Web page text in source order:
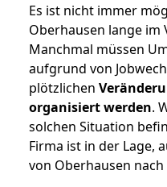
Es ist nicht immer
Oberhausen lange im
Manchmal müssen
aufgrund von
plötzlichen
organisiert werden.
solchen Situation
Firma ist in der Lage,
von Oberhausen